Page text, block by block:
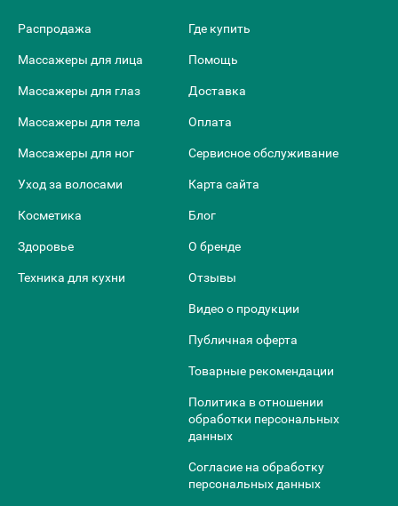
Распродажа
Массажеры для лица
Массажеры для глаз
Массажеры для тела
Массажеры для ног
Уход за волосами
Косметика
Здоровье
Техника для кухни
Где купить
Помощь
Доставка
Оплата
Сервисное обслуживание
Карта сайта
Блог
О бренде
Отзывы
Видео о продукции
Публичная оферта
Товарные рекомендации
Политика в отношении
обработки персональных
данных
Согласие на обработку
персональных данных